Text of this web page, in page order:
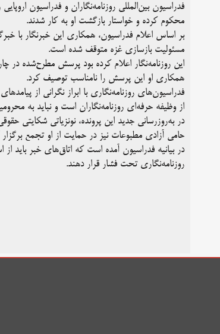
فدراسیون بین‌المللی روزنامه‌نگاران و فدراسیون
محکوم کرده و خواستار بازگشت او به کار شدند.
بر اساس اعلام فدراسیون، همکاری این خبرنگار
مسئولیت بازسازی غزه متوقف شده است.
این روزنامه‌نگار اعلام کرده بود پرسش مطرح‌شده در
همکاری او این پرسش را نامناسب توصیف کرد.
فدراسیون‌های روزنامه‌نگاری با ابراز نگرانی از
از وظیفه حرفه‌ای روزنامه‌نگاران است و نباید به
در به‌روزرسانی جدید این پرونده، نونزیاتی شکایتی
حامی آزادی مطبوعات نیز در حمایت از او تجمع برگزار
در بیانیه فدراسیون آمده است که اتاق‌های خبر باید
روزنامه‌نگاری تحت فشار قرار دهند.